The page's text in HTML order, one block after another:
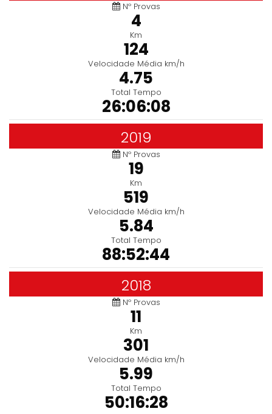
Nº Provas
4
Km
124
Velocidade Média km/h
4.75
Total Tempo
26:06:08
2019
Nº Provas
19
Km
519
Velocidade Média km/h
5.84
Total Tempo
88:52:44
2018
Nº Provas
11
Km
301
Velocidade Média km/h
5.99
Total Tempo
50:16:28